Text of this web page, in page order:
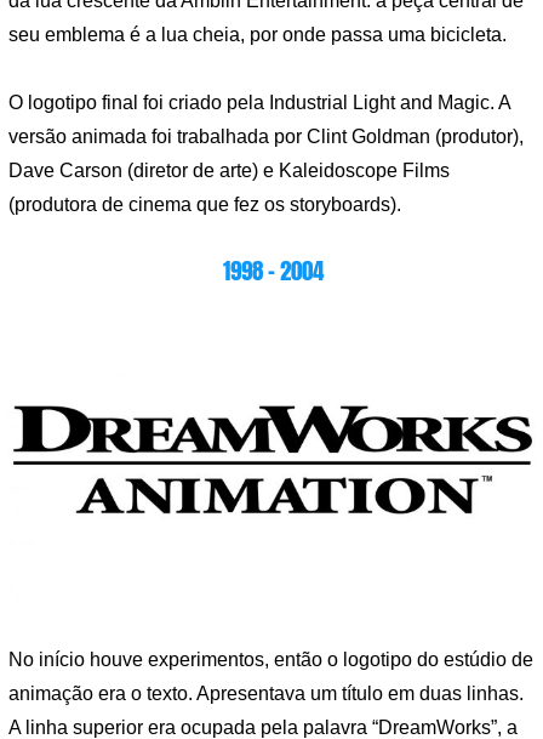
seu emblema é a lua cheia, por onde passa uma bicicleta.
O logotipo final foi criado pela Industrial Light and Magic. A
versão animada foi trabalhada por Clint Goldman (produtor),
Dave Carson (diretor de arte) e Kaleidoscope Films
(produtora de cinema que fez os storyboards).
1998 – 2004
No início houve experimentos, então o logotipo do estúdio de
animação era o texto. Apresentava um título em duas linhas.
A linha superior era ocupada pela palavra “DreamWorks”, a